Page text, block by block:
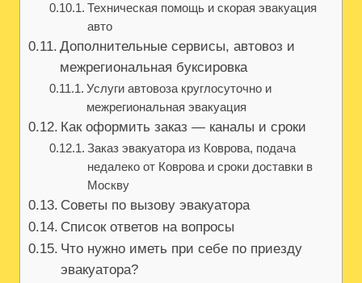
Техническая помощь и скорая эвакуация
авто
Дополнительные сервисы, автовоз и
межрегиональная буксировка
Услуги автовоза круглосуточно и
межрегиональная эвакуация
Как оформить заказ — каналы и сроки
Заказ эвакуатора из Коврова, подача
недалеко от Коврова и сроки доставки в
Москву
Советы по вызову эвакуатора
Список ответов на вопросы
Что нужно иметь при себе по приезду
эвакуатора?